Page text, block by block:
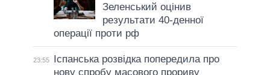
Зеленський оцінив
результати 40-денної
операції проти рф
23:55
Іспанська розвідка попередила про
нову спробу масового прориву